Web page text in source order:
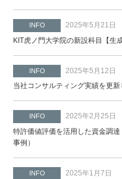
INFO
2025年5月21日
KIT虎ノ門大学院の新設科目【生
INFO
2025年5月12日
当社コンサルティング実績を更新
INFO
2025年2月25日
特許価値評価を活用した資金調
事例）
INFO
2025年1月7日